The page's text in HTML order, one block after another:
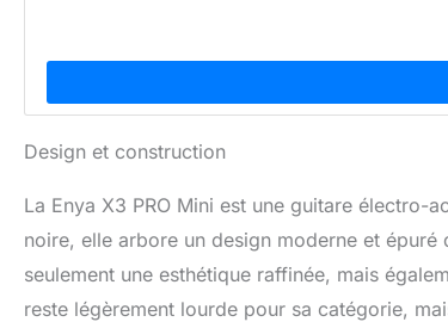
Design et construction
La Enya X3 PRO Mini est une guitare électro-
noire, elle arbore un design moderne et
seulement une esthétique raffinée, mais
reste légèrement lourde pour sa catégorie,